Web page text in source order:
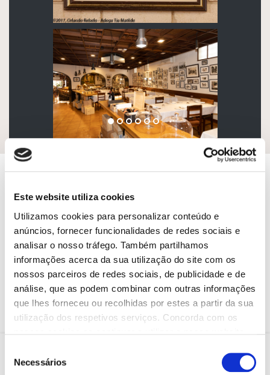
Este website utiliza cookies
Utilizamos cookies para personalizar conteúdo e
anúncios, fornecer funcionalidades de redes sociais e
analisar o nosso tráfego. Também partilhamos
informações acerca da sua utilização do site com os
nossos parceiros de redes sociais, de publicidade e de
análise, que as podem combinar com outras informações
que lhes forneceu ou recolhidas por estes a partir da sua
utilização dos respetivos serviços. Concorda com os
Necessários
SOPAS
Canja de Pato (Diário)
Caldo do Cozido (Carne) (3ª Feira)
Feijão Verde
Feijão Encarnado c/ Hortaliça
Puré de Legumes